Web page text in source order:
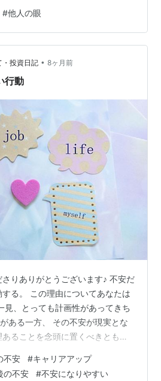
であって、必ずしも持ち主を褒
。 従って、そう言う人が眼の前
に、その人の事を忘れて仕舞
場合は直ぐには消えないが、消
て、所詮どうでも良い事であ
#他人の眼
・投資日記 • 8ヶ月前
行動
りありがとうございます♪ 不安だ
る。 この理由についてあなたは
見、とっても計画性があってきち
ある一方、 その不安が現実とな
ることを念頭に置くべきとも感
っと稼げるようにならないと！
不安 #キャリアアップ
の不安 #不安になりやすい